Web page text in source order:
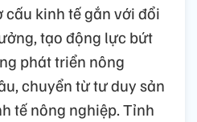
kinh tế gắn với đổi
tạo động lực bứt
phát triển nông
chuyển từ tư duy sản
tế nông nghiệp. Tỉnh